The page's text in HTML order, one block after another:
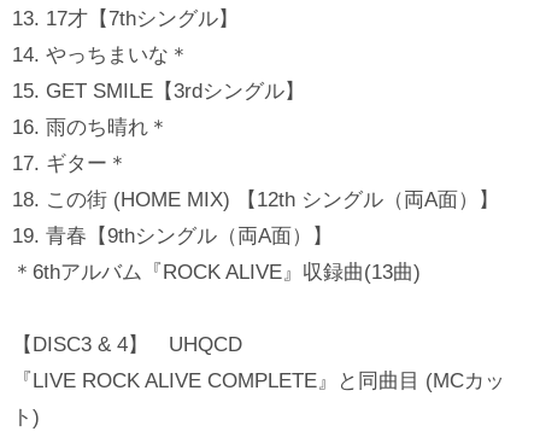
13. 17才【7thシングル】
14. やっちまいな＊
15. GET SMILE【3rdシングル】
16. 雨のち晴れ＊
17. ギター＊
18. この街 (HOME MIX) 【12th シングル（両A面）】
19. 青春【9thシングル（両A面）】
＊6thアルバム『ROCK ALIVE』収録曲(13曲)
【DISC3 & 4】 UHQCD
『LIVE ROCK ALIVE COMPLETE』と同曲目 (MCカッ
ト)